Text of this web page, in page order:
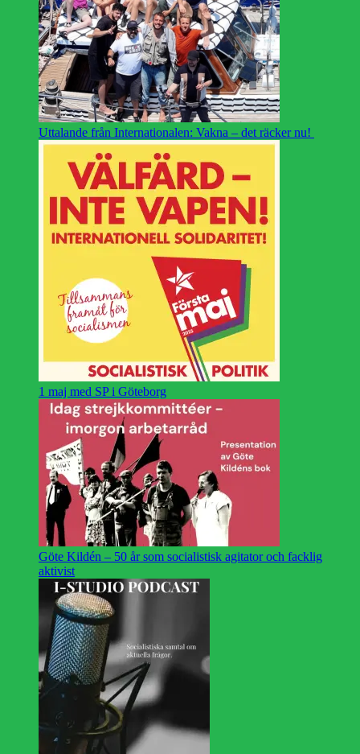
Uttalande från Internationalen: Vakna – det räcker nu!
1 maj med SP i Göteborg
Göte Kildén – 50 år som socialistisk agitator och facklig
aktivist